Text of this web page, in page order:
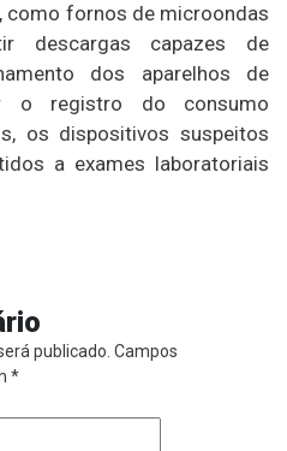
como fornos de microondas
descargas capazes de
dos aparelhos de
o registro do consumo
os dispositivos suspeitos
a exames laboratoriais
publicado. Campos
*